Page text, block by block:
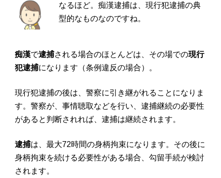
なるほど。痴漢逮捕は、現行犯逮捕の典
型的なものなのですね。
痴漢で逮捕される場合のほとんどは、その場での現行
犯逮捕になります（条例違反の場合）。
現行犯逮捕の後は、警察に引き継がれることになりま
す。警察が、事情聴取などを行い、逮捕継続の必要性
があると判断されれば、逮捕は継続されます。
逮捕は、最大72時間の身柄拘束になります。その後に
身柄拘束を続ける必要性がある場合、勾留手続が検討
されます。